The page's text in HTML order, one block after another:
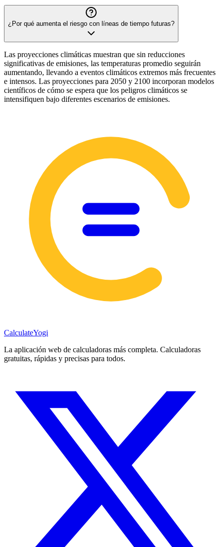
¿Por qué aumenta el riesgo con líneas de tiempo futuras?
Las proyecciones climáticas muestran que sin reducciones
significativas de emisiones, las temperaturas promedio seguirán
aumentando, llevando a eventos climáticos extremos más frecuentes
e intensos. Las proyecciones para 2050 y 2100 incorporan modelos
científicos de cómo se espera que los peligros climáticos se
intensifiquen bajo diferentes escenarios de emisiones.
CalculateYogi
La aplicación web de calculadoras más completa. Calculadoras
gratuitas, rápidas y precisas para todos.